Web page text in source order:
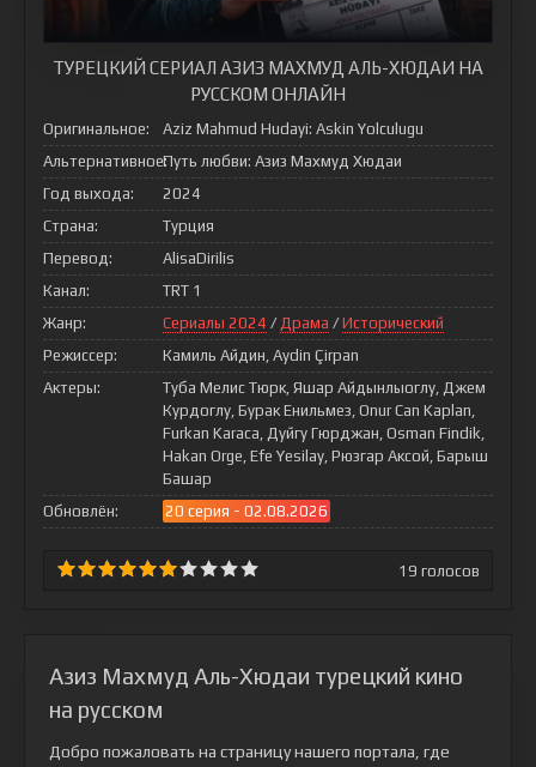
ТУРЕЦКИЙ СЕРИАЛ АЗИЗ МАХМУД АЛЬ-ХЮДАИ НА
РУССКОМ ОНЛАЙН
Оригинальное:
Aziz Mahmud Hudayi: Askin Yolculugu
Альтернативное:Путь любви: Азиз Махмуд Хюдаи
Год выхода:
2024
Страна:
Турция
Перевод:
AlisaDirilis
Канал:
TRT 1
Жанр:
Сериалы 2024 / Драма / Исторический
Режиссер:
Камиль Айдин, Aydin Çirpan
Актеры:
Туба Мелис Тюрк, Яшар Айдынлыоглу, Джем
Курдоглу, Бурак Енильмез, Onur Can Kaplan,
Furkan Karaca, Дуйгу Гюрджан, Osman Findik,
Hakan Orge, Efe Yesilay, Рюзгар Аксой, Барыш
Башар
Обновлён:
20 серия - 02.08.2026
19 голосов
Азиз Махмуд Аль-Хюдаи турецкий кино
на русском
Добро пожаловать на страницу нашего портала, где